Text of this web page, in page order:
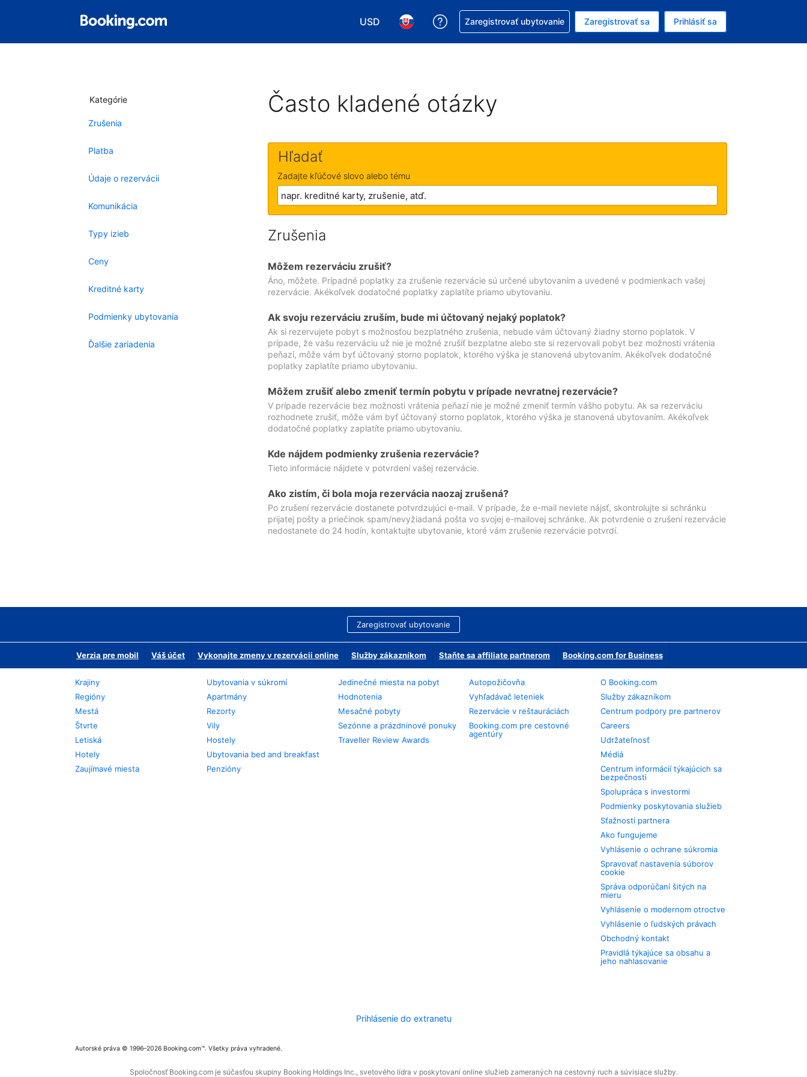
USD
Vybrať menu. Momentálne máte zvolenú menu Americký dolár
Vybrať jazyk. Momentálne máte zvolený jazyk V slovenčine
Získajte pomoc s rezerváciou
Zaregistrovať ubytovanie Zaregistrovať sa Prihlásiť sa
Kategórie
Zrušenia
Platba
Údaje o rezervácii
Komunikácia
Typy izieb
Ceny
Kreditné karty
Podmienky ubytovania
Ďalšie zariadenia
Často kladené otázky
Hľadať
Zadajte kľúčové slovo alebo tému
Zrušenia
Môžem rezerváciu zrušiť?
Áno, môžete. Prípadné poplatky za zrušenie rezervácie sú určené ubytovaním a uvedené v podmienkach vašej
rezervácie. Akékoľvek dodatočné poplatky zaplatíte priamo ubytovaniu.
Ak svoju rezerváciu zruším, bude mi účtovaný nejaký poplatok?
Ak si rezervujete pobyt s možnosťou bezplatného zrušenia, nebude vám účtovaný žiadny storno poplatok. V
prípade, že vašu rezerváciu už nie je možné zrušiť bezplatne alebo ste si rezervovali pobyt bez možnosti vrátenia
peňazí, môže vám byť účtovaný storno poplatok, ktorého výška je stanovená ubytovaním. Akékoľvek dodatočné
poplatky zaplatíte priamo ubytovaniu.
Môžem zrušiť alebo zmeniť termín pobytu v prípade nevratnej rezervácie?
V prípade rezervácie bez možnosti vrátenia peňazí nie je možné zmeniť termín vášho pobytu. Ak sa rezerváciu
rozhodnete zrušiť, môže vám byť účtovaný storno poplatok, ktorého výška je stanovená ubytovaním. Akékoľvek
dodatočné poplatky zaplatíte priamo ubytovaniu.
Kde nájdem podmienky zrušenia rezervácie?
Tieto informácie nájdete v potvrdení vašej rezervácie.
Ako zistím, či bola moja rezervácia naozaj zrušená?
Po zrušení rezervácie dostanete potvrdzujúci e-mail. V prípade, že e-mail neviete nájsť, skontrolujte si schránku
prijatej pošty a priečinok spam/nevyžiadaná pošta vo svojej e-mailovej schránke. Ak potvrdenie o zrušení rezervácie
nedostanete do 24 hodín, kontaktujte ubytovanie, ktoré vám zrušenie rezervácie potvrdí.
Zaregistrovať ubytovanie
Verzia pre mobil Váš účet Vykonajte zmeny v rezervácii online Služby zákazníkom Staňte sa affiliate partnerom Booking.com for Business
Krajiny
Regióny
Mestá
Štvrte
Letiská
Hotely
Zaujímavé miesta
Ubytovania v súkromí
Apartmány
Rezorty
Vily
Hostely
Ubytovania bed and breakfast
Penzióny
Jedinečné miesta na pobyt
Hodnotenia
Mesačné pobyty
Sezónne a prázdninové ponuky
Traveller Review Awards
Autopožičovňa
Vyhľadávač leteniek
Rezervácie v reštauráciách
Booking.com pre cestovné
agentúry
O Booking.com
Služby zákazníkom
Centrum podpory pre partnerov
Careers
Udržateľnosť
Médiá
Centrum informácií týkajúcich sa
bezpečnosti
Spolupráca s investormi
Podmienky poskytovania služieb
Sťažnosti partnera
Ako fungujeme
Vyhlásenie o ochrane súkromia
Spravovať nastavenia súborov
cookie
Správa odporúčaní šitých na
mieru
Vyhlásenie o modernom otroctve
Vyhlásenie o ľudských právach
Obchodný kontakt
Pravidlá týkajúce sa obsahu a
jeho nahlasovanie
Prihlásenie do extranetu
Autorské práva © 1996–2026 Booking.com™. Všetky práva vyhradené.
Spoločnosť Booking.com je súčasťou skupiny Booking Holdings Inc., svetového lídra v poskytovaní online služieb zameraných na cestovný ruch a súvisiace služby.